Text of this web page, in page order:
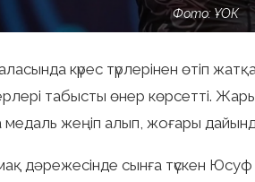
Фото: ҰОК
күрес түрлерінен өтіп
табысты өнер көрсетті.
жеңіп алып, жоғары
дәрежесінде сынға түскен